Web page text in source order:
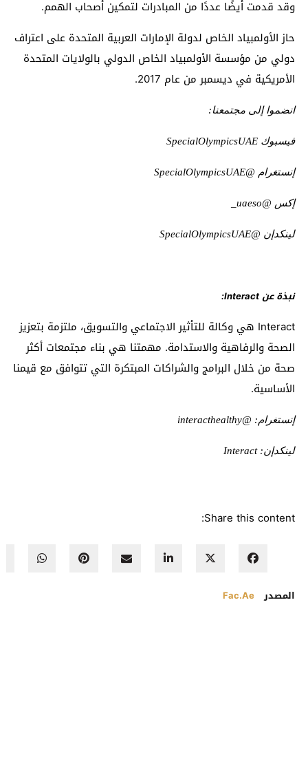
وقد قدمت أيضًا عددًا من المبادرات لتمكين أصحاب الهمم.
حاز الأولمبياد الخاص لدولة الإمارات العربية المتحدة على اعتراف
دولي من مؤسسة الأولمبياد الخاص الدولي بالولايات المتحدة
الأمريكية في ديسمبر من عام 2017.
انضموا إلى مجتمعنا:
فيسبوك SpecialOlympicsUAE
إنستغرام @SpecialOlympicsUAE
إكس @uaeso
_
لينكدإن @
SpecialOlympicsUAE
نبذة عنInteract
:
Interact هي وكالة للتأثير الاجتماعي والتسويق، ملتزمة بتعزيز
الصحة والرفاهية والاستدامة. مهمتنا هي بناء مجتمعات أكثر
صحة من خلال البرامج والشراكات المبتكرة التي تتوافق مع قيمنا
الأساسية.
إنستغرام: @interacthealthy
لينكدإن:
Interact
Share this content:
المصدر Fac.ae